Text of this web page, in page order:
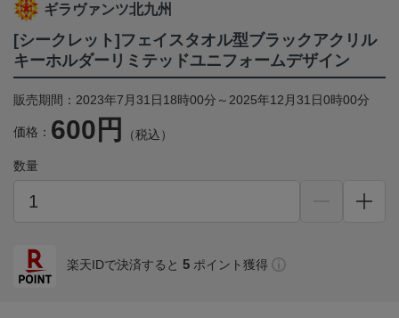
ギラヴァンツ北九州
[シークレット]フェイスタオル型ブラックアクリル
キーホルダーリミテッドユニフォームデザイン
販売期間：2023年7月31日18時00分～2025年12月31日0時00分
価格： 600円 （税込）
数量
楽天IDで決済すると 5 ポイント獲得